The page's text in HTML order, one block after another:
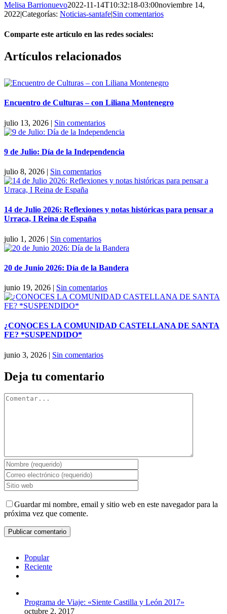
Melisa Barrionuevo2022-11-14T10:32:18-03:00noviembre 14,
2022|Categorías: Noticias-santafe|Sin comentarios
Comparte este artículo en las redes sociales:
Facebook
X
Reddit
LinkedIn
Pinterest
Vk
Artículos relacionados
Encuentro de Culturas – con Liliana Montenegro
julio 13, 2026 | Sin comentarios
9 de Julio: Día de la Independencia
julio 8, 2026 | Sin comentarios
14 de Julio 2026: Reflexiones y notas históricas para pensar a
Urraca, I Reina de España
julio 1, 2026 | Sin comentarios
20 de Junio 2026: Día de la Bandera
junio 19, 2026 | Sin comentarios
¿CONOCES LA COMUNIDAD CASTELLANA DE SANTA
FE? *SUSPENDIDO*
junio 3, 2026 | Sin comentarios
Deja tu comentario
Comentar
Guardar mi nombre, email y sitio web en este navegador para la
próxima vez que comente.
Popular
Reciente
Programa de Viaje: «Siente Castilla y León 2017»
octubre 2, 2017